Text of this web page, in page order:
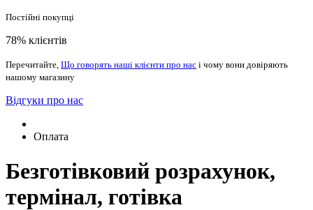
Постійні покупці
78% клієнтів
Перечитайте, Що говорять наші клієнти про нас і чому вони довіряють
нашому магазину
Відгуки про нас
Оплата
Безготівковий розрахунок,
термінал, готівка